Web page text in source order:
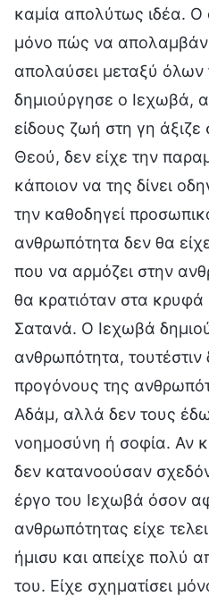
καμία απολύτως ιδέα. Ο
μόνο πώς να
απολαύσει μεταξύ
δημιούργησε ο Ιεχωβά,
είδους ζωή στη γη
Θεού, δεν είχε την
κάποιον να της δίνει
την καθοδηγεί
ανθρωπότητα δεν θα
που να αρμόζει στην
θα κρατιόταν στα
Σατανά. Ο Ιεχωβά
ανθρωπότητα, τουτέστιν
προγόνους της
Αδάμ, αλλά δεν τους
νοημοσύνη ή σοφία. Αν
δεν κατανοούσαν
έργο του Ιεχωβά όσον
ανθρωπότητας είχε
ήμισυ και απείχε πολύ
του. Είχε σχηματίσει